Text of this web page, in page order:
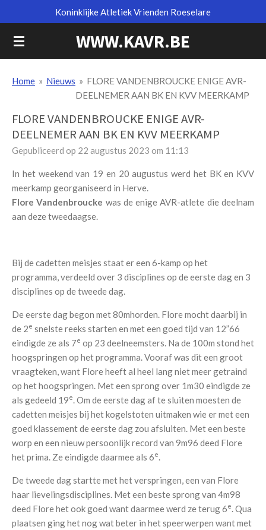
direct
naar
WWW.KAVR.BE
Koninklijke Atletiek Vrienden Roeselare
Home » Nieuws » FLORE VANDENBROUCKE ENIGE AVR-
DEELNEMER AAN BK EN KVV MEERKAMP
FLORE VANDENBROUCKE ENIGE AVR-
DEELNEMER AAN BK EN KVV MEERKAMP
Gepubliceerd op 22 augustus 2023 om 11:13
In het weekend van 19 en 20 augustus werd het BK en KVV
meerkamp georganiseerd in Herve.
Flore Vandenbroucke was de enige AVR-atlete die deelnam
aan deze tweedaagse.
Bij de cadetten meisjes staat er een 6-kamp op het
programma, verdeeld over 3 disciplines op de eerste dag en 3
disciplines op de tweede dag.
De eerste dag begon met 80mhorden. Flore mocht daarbij in
de 2e snelste reeks starten en met een goed tijd van 12”66
eindigde ze als 7e op 23 deelneemsters. Na de 100m stond het
hoogspringen op het programma. Vooraf was dit een groot
vraagteken, want Flore heeft al heel lang niet meer getraind
op het hoogspringen. Met een sprong over 1m30 eindigde ze
als gedeeld 19e. Om de eerste dag af te sluiten moesten de
cadetten meisjes bij het kogelstoten uitmaken wie er met een
goed klassement de eerste dag zou afsluiten. Met een beste
worp en een nieuw persoonlijk record van 9m96 deed Flore
het prima. Ze eindigde daarmee als 6e.
De tweede dag startte met het verspringen, een van Flore
haar lievelingsdisciplines. Met een beste sprong van 4m98
deed Flore het ook goed want daarmee werd ze terug 6e. Qua
plaatsen ging het nog wat beter in het speerwerpen want met